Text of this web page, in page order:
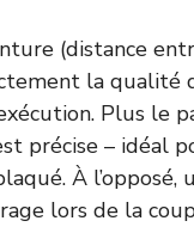
(distance
la qualité
Plus le
précise – idéal
À l’opposé,
lors de la